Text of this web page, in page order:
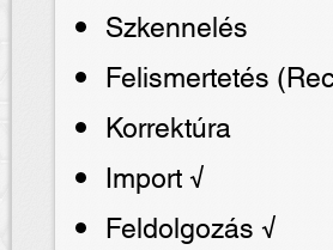
Szkennelés
Felismertetés
Korrektúra
Import √
Feldolgozás √